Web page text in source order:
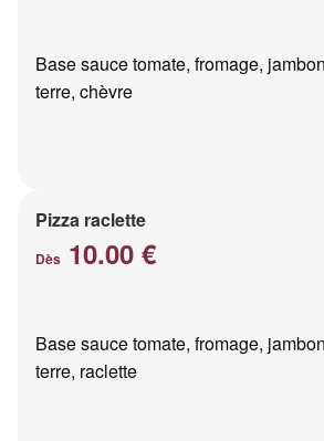
Base sauce tomate, fromage,
terre, chèvre
Pizza raclette
Dès 10.00 €
Base sauce tomate, fromage,
terre, raclette